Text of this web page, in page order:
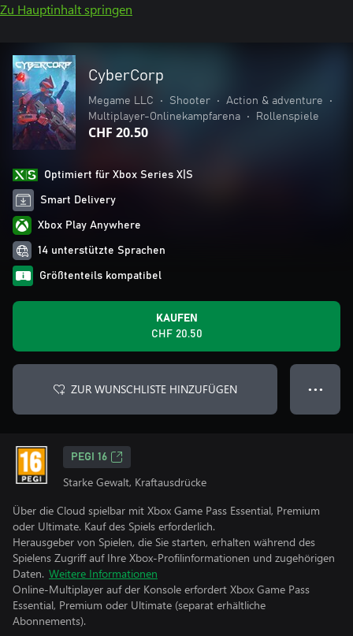
Zu Hauptinhalt springen
CyberCorp
Megame LLC • Shooter • Action & adventure
•
Multiplayer-Onlinekampfarena
• Rollenspiele
CHF 20.50
Optimiert für Xbox Series X|S
Smart Delivery
Xbox Play Anywhere
14 unterstützte Sprachen
Größtenteils kompatibel
KAUFEN
CHF 20.50
ZUR WUNSCHLISTE HINZUFÜGEN ● ● ●
PEGI 16
Starke Gewalt, Kraftausdrücke
Über die Cloud spielbar mit Xbox Game Pass Essential, Premium
oder Ultimate. Kauf des Spiels erforderlich.
Herausgeber von Spielen, die Sie starten, erhalten während des
Spielens Zugriff auf Ihre Xbox-Profilinformationen und zugehörigen
Daten. Weitere Informationen
Online-Multiplayer auf der Konsole erfordert Xbox Game Pass
Essential, Premium oder Ultimate (separat erhältliche
Abonnements).